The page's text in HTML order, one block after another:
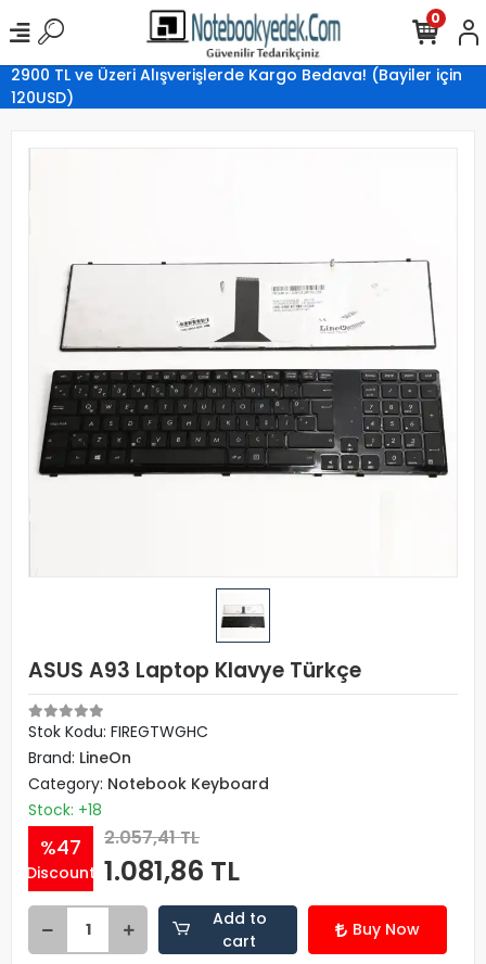
2900 TL ve Üzeri Alışverişlerde Kargo Bedava! (Bayiler için
120USD)
0
ASUS A93 Laptop Klavye Türkçe
Stok Kodu: FIREGTWGHC
Brand: LineOn
Category: Notebook Keyboard
Stock: +18
%47
Discount
2.057,41 TL
1.081,86 TL
Add to
cart
Buy Now